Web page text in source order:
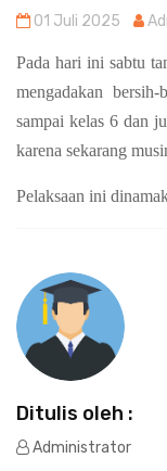
01 Juli 2025
Pada hari ini sabtu
mengadakan
sampai kelas 6 dan
karena sekarang
Pelaksaan ini
Ditulis oleh :
Administrator